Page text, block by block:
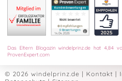
Das Eltern Blogazin windelprinz.de hat 4,84
ProvenExpert.com
© 2026 windelprinz.de | Kontakt |